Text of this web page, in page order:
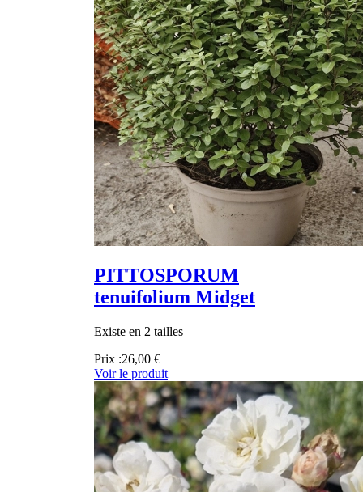
PITTOSPORUM
tenuifolium Midget
Existe en 2 tailles
Prix :26,00 €
Voir le produit